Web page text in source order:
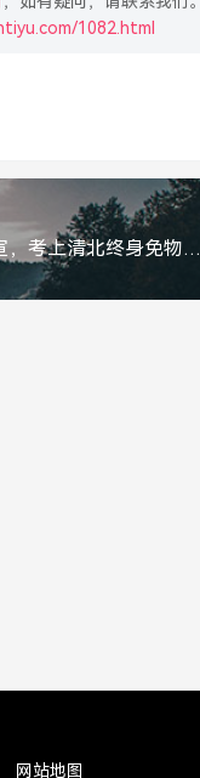
1082.html
暖心激励！贵州一小区官宣，考上清北终身免物业费，为学子喝彩，暖心激励！贵州一小区官宣，考上清北终身免物业费
网站地图